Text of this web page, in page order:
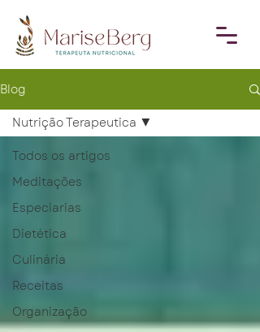
Blog
Todos os artigos
Meditações
Especiarias
Dietética
Culinária
Receitas
Organização
Nutrição Terapeutica